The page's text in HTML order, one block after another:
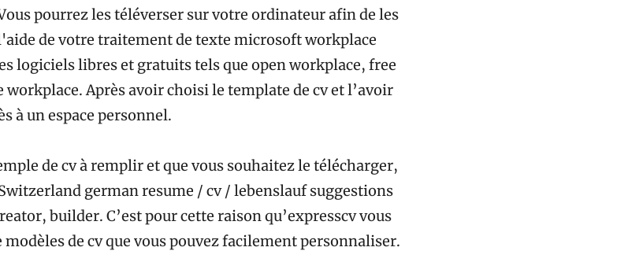
pourrez les téléverser sur votre ordinateur afin de les
de votre traitement de texte microsoft workplace
logiciels libres et gratuits tels que open workplace, free
Après avoir choisi le template de cv et l’avoir
à un espace personnel.
de cv à remplir et que vous souhaitez le télécharger,
german resume / cv / lebenslauf suggestions
builder. C’est pour cette raison qu’expresscv vous
de cv que vous pouvez facilement personnaliser.